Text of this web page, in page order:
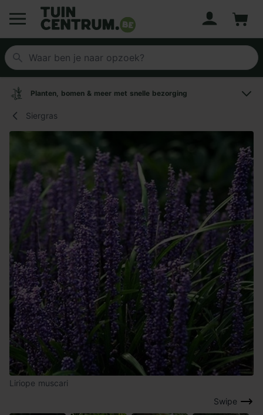
Logo Tuincentrum.be
Planten, bomen & meer met snelle bezorging
Siergras
Swipe
Liriope muscari